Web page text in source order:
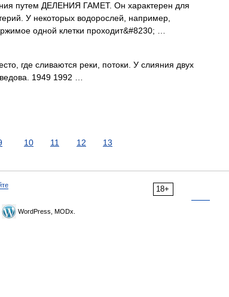
путем ДЕЛЕНИЯ ГАМЕТ. Он характерен для
У некоторых водорослей, например,
одной клетки проходит&#8230; …
где сливаются реки, потоки. У слияния двух
1949 1992 …
10 11 12 13
18+
WordPress, MODx.